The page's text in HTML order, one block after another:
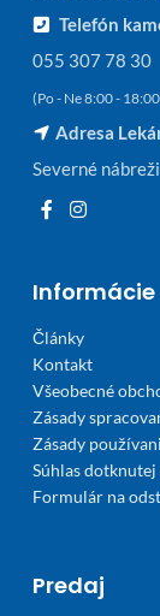
Telefón
055 307 78 30
(Po - Ne 8:00 -
Adresa
Severné
Informácie
Články
Kontakt
Všeobecné
Zásady
Zásady
Súhlas dotknutej
Formulár na
Predaj